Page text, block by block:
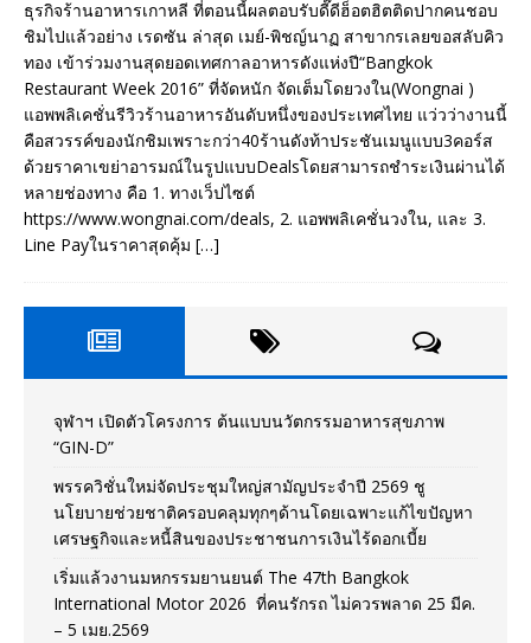
ธุรกิจร้านอาหารเกาหลี ที่ตอนนี้ผลตอบรับดี๊ดีฮ็อตฮิตติดปากคนชอบ
ชิมไปแล้วอย่าง เรดซัน ล่าสุด เมย์-พิชญ์นาฏ สาขากรเลยขอสลับคิว
ทอง เข้าร่วมงานสุดยอดเทศกาลอาหารดังแห่งปี“Bangkok
Restaurant Week 2016” ที่จัดหนัก จัดเต็มโดยวงใน(Wongnai )
แอพพลิเคชั่นรีวิวร้านอาหารอันดับหนึ่งของประเทศไทย แว่วว่างานนี้
คือสวรรค์ของนักชิมเพราะกว่า40ร้านดังท้าประชันเมนูแบบ3คอร์ส
ด้วยราคาเขย่าอารมณ์ในรูปแบบDealsโดยสามารถชำระเงินผ่านได้
หลายช่องทาง คือ 1. ทางเว็ปไซต์
https://www.wongnai.com/deals, 2. แอพพลิเคชั่นวงใน, และ 3.
Line Payในราคาสุดคุ้ม […]
จุฬาฯ เปิดตัวโครงการ ต้นแบบนวัตกรรมอาหารสุขภาพ
“GIN-D”
พรรควิชั่นใหม่จัดประชุมใหญ่สามัญประจำปี 2569 ชู
นโยบายช่วยชาติครอบคลุมทุกๆด้านโดยเฉพาะแก้ไขปัญหา
เศรษฐกิจและหนี้สินของประชาชนการเงินไร้ดอกเบี้ย
เริ่มแล้วงานมหกรรมยานยนต์ The 47th Bangkok
International Motor 2026 ที่คนรักรถ ไม่ควรพลาด 25 มีค.
– 5 เมย.2569